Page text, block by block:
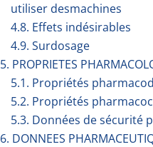
utiliser desmachines
4.8. Effets indésirables
4.9. Surdosage
5. PROPRIETES
5.1. Propriétés
5.2. Propriétés
5.3. Données de sécurité
6. DONNEES